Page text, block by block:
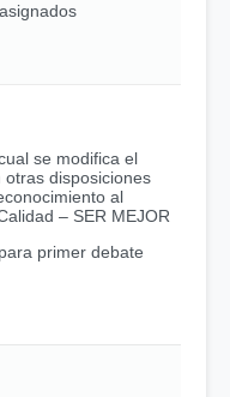
se modifica el
disposiciones
al
– SER MEJOR
primer debate